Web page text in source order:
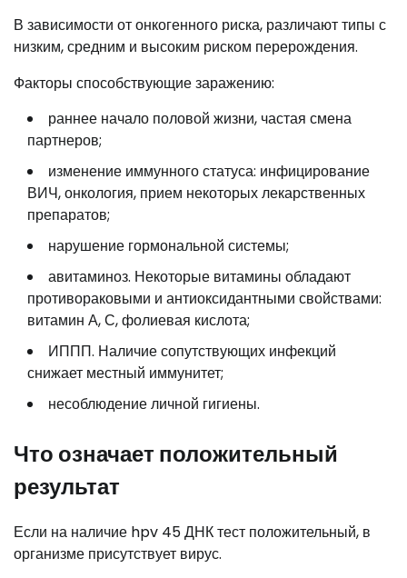
В зависимости от онкогенного риска, различают типы с
низким, средним и высоким риском перерождения.
Факторы способствующие заражению:
раннее начало половой жизни, частая смена
партнеров;
изменение иммунного статуса: инфицирование
ВИЧ, онкология, прием некоторых лекарственных
препаратов;
нарушение гормональной системы;
авитаминоз. Некоторые витамины обладают
противораковыми и антиоксидантными свойствами:
витамин А, С, фолиевая кислота;
ИППП. Наличие сопутствующих инфекций
снижает местный иммунитет;
несоблюдение личной гигиены.
Что означает положительный
результат
Если на наличие hpv 45 ДНК тест положительный, в
организме присутствует вирус.